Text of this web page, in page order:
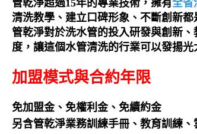
管乾淨超過15年的專業技術，擁有全省
清洗教學 、建立口碑形象、不斷創新
管乾淨對於洗水管的投入研發與創新
度，讓這個水管清洗的行業可以發揚
加盟模式與合約年限
免加盟金、免權利金、免續約金
另含管乾淨業務訓練手冊、教育訓練